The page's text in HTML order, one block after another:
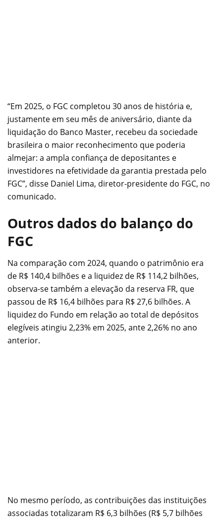
“Em 2025, o FGC completou 30 anos de história e,
justamente em seu mês de aniversário, diante da
liquidação do Banco Master, recebeu da sociedade
brasileira o maior reconhecimento que poderia
almejar: a ampla confiança de depositantes e
investidores na efetividade da garantia prestada pelo
FGC”, disse Daniel Lima, diretor-presidente do FGC, no
comunicado.
Outros dados do balanço do
FGC
Na comparação com 2024, quando o patrimônio era
de R$ 140,4 bilhões e a liquidez de R$ 114,2 bilhões,
observa-se também a elevação da reserva FR, que
passou de R$ 16,4 bilhões para R$ 27,6 bilhões. A
liquidez do Fundo em relação ao total de depósitos
elegíveis atingiu 2,23% em 2025, ante 2,26% no ano
anterior.
No mesmo período, as contribuições das instituições
associadas totalizaram R$ 6,3 bilhões (R$ 5,7 bilhões